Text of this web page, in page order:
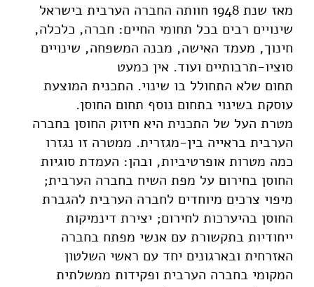
מאז שנת 1948 חוותה החברה הערבית בישראל
שינויים רבים בכל תחומי החיים: חברה, כלכלה,
חינוך, מעמד האישה, מבנה המשפחה, שינויים
סוציו-תרבותיים ועוד. אין כמעט
תחום שלא התחולל בו שינוי. התכנית המוצעת
עוסקת בשינוי בתחום נוסף תחום החוסן.
מטרת העל של התכנית היא חיזוק החוסן בחברה
הערבית בראייה בין-מגזרית. ממטרה זו נגזרו
כמה מטרות אופרטיביות, ובהן: העמדת סוגיות
החוסן בחירום על מפת השיח בחברה הערבית;
מיפוי צרכים מיוחדים לחברה הערבית להגברת
החוסן בהיערכות לחירום; יצירת דינמיקות
ייחודיות בתקשורת עם אנשי מפתח בחברה
האזרחית ובארגונים יחד עם ראשי השלטון
המקומי בחברה הערבית ופקידות ממשלתית